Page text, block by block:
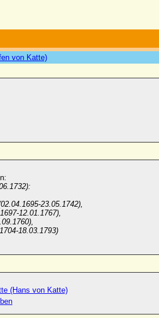
von Katte)
23.05.1742),
12.01.1767),
18.03.1793)
(Hans von Katte)